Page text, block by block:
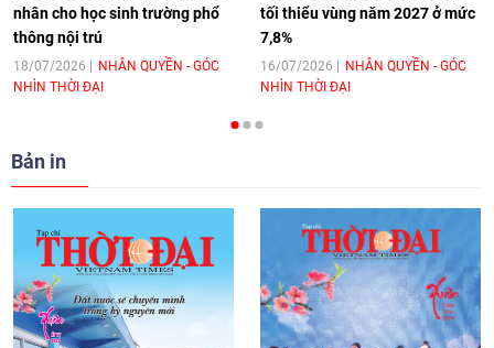
[Video] Trao tặng Kỷ niệm chương "Vì
hòa bình, hữu nghị giữa các dân tộc"
cho Đại sứ Hungary tại Việt Nam
[Video] Nhân dân Việt Nam luôn trân
trọng tình cảm của nước Nga
08:02 | 13/06/2026
nhân cho học sinh trường phổ
thông nội trú
18/07/2026
NHÂN QUYỀN - GÓC
NHÌN THỜI ĐẠI
tối thiểu vùng năm 2027 ở mức
7,8%
16/07/2026
NHÂN QUYỀN - GÓC
NHÌN THỜI ĐẠI
Bản in